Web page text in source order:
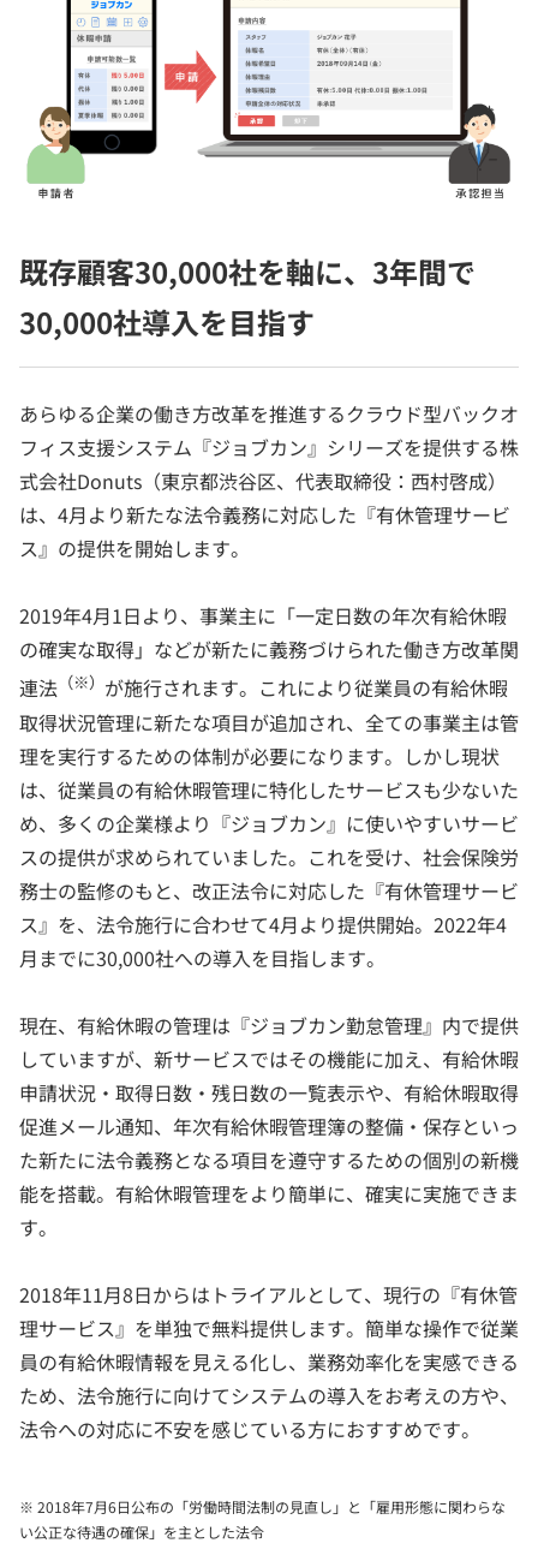
既存顧客30,000社を軸に、3年間で
30,000社導入を目指す
あらゆる企業の働き方改革を推進するクラウド型バックオ
フィス支援システム『ジョブカン』シリーズを提供する株
式会社Donuts（東京都渋谷区、代表取締役：西村啓成）
は、4月より新たな法令義務に対応した『有休管理サービ
ス』の提供を開始します。
2019年4月1日より、事業主に「一定日数の年次有給休暇
の確実な取得」などが新たに義務づけられた働き方改革関
連法 （※） が施行されます。これにより従業員の有給休暇
取得状況管理に新たな項目が追加され、全ての事業主は管
理を実行するための体制が必要になります。しかし現状
は、従業員の有給休暇管理に特化したサービスも少ないた
め、多くの企業様より『ジョブカン』に使いやすいサービ
スの提供が求められていました。これを受け、社会保険労
務士の監修のもと、改正法令に対応した『有休管理サービ
ス』を、法令施行に合わせて4月より提供開始。2022年4
月までに30,000社への導入を目指します。
現在、有給休暇の管理は『ジョブカン勤怠管理』内で提供
していますが、新サービスではその機能に加え、有給休暇
申請状況・取得日数・残日数の一覧表示や、有給休暇取得
促進メール通知、年次有給休暇管理簿の整備・保存といっ
た新たに法令義務となる項目を遵守するための個別の新機
能を搭載。有給休暇管理をより簡単に、確実に実施できま
す。
2018年11月8日からはトライアルとして、現行の『有休管
理サービス』を単独で無料提供します。簡単な操作で従業
員の有給休暇情報を見える化し、業務効率化を実感できる
ため、法令施行に向けてシステムの導入をお考えの方や、
法令への対応に不安を感じている方におすすめです。
※ 2018年7月6日公布の「労働時間法制の見直し」と「雇用形態に関わらな
い公正な待遇の確保」を主とした法令